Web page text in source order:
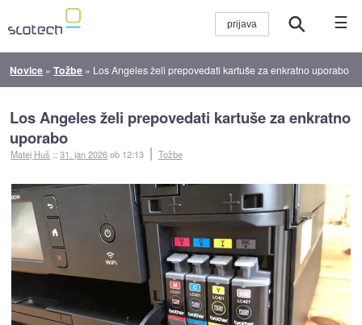
☰
Novice »Tožbe » Los Angeles želi prepovedati kartuše za enkratno uporabo
Los Angeles želi prepovedati kartuše za enkratno
uporabo
Matej Huš ::31. jan 2026ob 12:13 Tožbe